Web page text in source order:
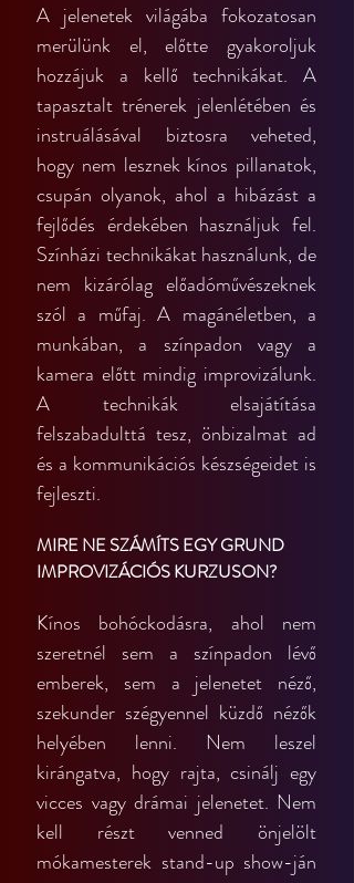
A jelenetek világába fokozatosan
merülünk el, előtte gyakoroljuk
hozzájuk a kellő technikákat. A
tapasztalt trénerek jelenlétében és
instruálásával biztosra veheted,
hogy nem lesznek kínos pillanatok,
csupán olyanok, ahol a hibázást a
fejlődés érdekében használjuk fel.
Színházi technikákat használunk, de
nem kizárólag előadóművészeknek
szól a műfaj. A magánéletben, a
munkában, a színpadon vagy a
kamera előtt mindig improvizálunk.
A technikák elsajátítása
felszabadulttá tesz, önbizalmat ad
és a kommunikációs készségeidet is
fejleszti.
MIRE NE SZÁMÍTS EGY GRUND
IMPROVIZÁCIÓS KURZUSON?
Kínos bohóckodásra, ahol nem
szeretnél sem a színpadon lévő
emberek, sem a jelenetet néző,
szekunder szégyennel küzdő nézők
helyében lenni. Nem leszel
kirángatva, hogy rajta, csinálj egy
vicces vagy drámai jelenetet. Nem
kell részt venned önjelölt
mókamesterek stand-up show-ján